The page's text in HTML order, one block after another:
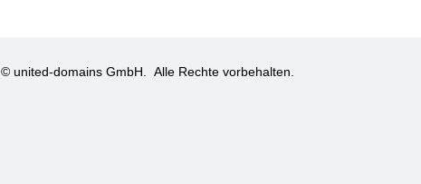
© united-domains GmbH. Alle Rechte vorbehalten.